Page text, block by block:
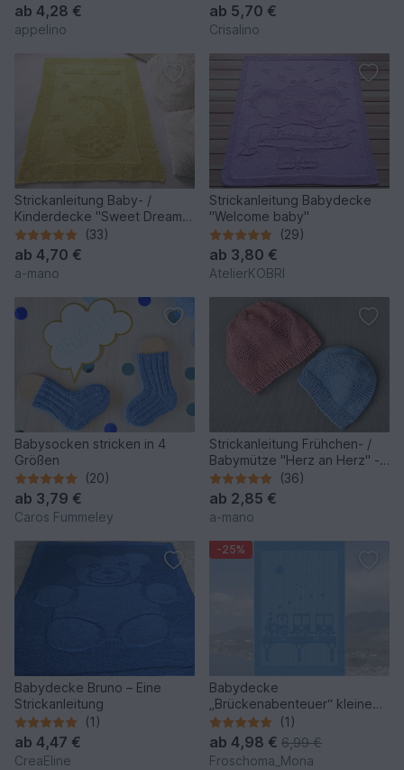
ab 4,28 €
appelino
ab 5,70 €
Crisalino
Strickanleitung Baby- /
Kinderdecke "Sweet Dreams"
- einfach
(33)
ab 4,70 €
a-mano
Strickanleitung Babydecke
"Welcome baby"
(29)
ab 3,80 €
AtelierKOBRI
Babysocken stricken in 4
Größen
(20)
ab 3,79 €
Caros Fummeley
Strickanleitung Frühchen- /
Babymütze "Herz an Herz" -
einfach
(36)
ab 2,85 €
a-mano
Babydecke Bruno – Eine
Strickanleitung
(1)
ab 4,47 €
CreaEline
-25%
Babydecke
„Brückenabenteuer“ kleine
Lokomotive und Waggons
Kinderdecke
(1)
ab 4,98 € 6,99 €
Froschoma_Mona